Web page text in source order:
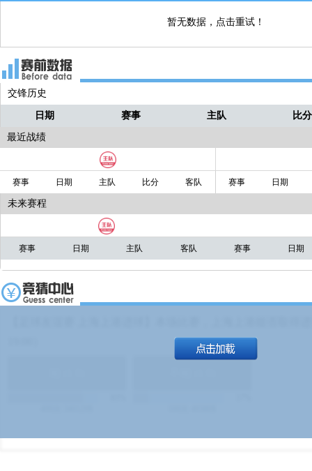
暂无数据，点击重试！
交锋历史
日期 赛事 主队 比分
最近战绩
赛事 日期 主队 比分 客队 赛事 日期
未来赛程
赛事 日期 主队 客队 赛事 日期